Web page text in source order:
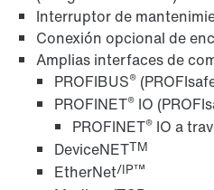
Interruptor de
Conexión opcional de
Amplias interfaces de
PROFIBUS®
PROFINET® IO
PROFINET® IO a
DeviceNETTM
EtherNet/IP™